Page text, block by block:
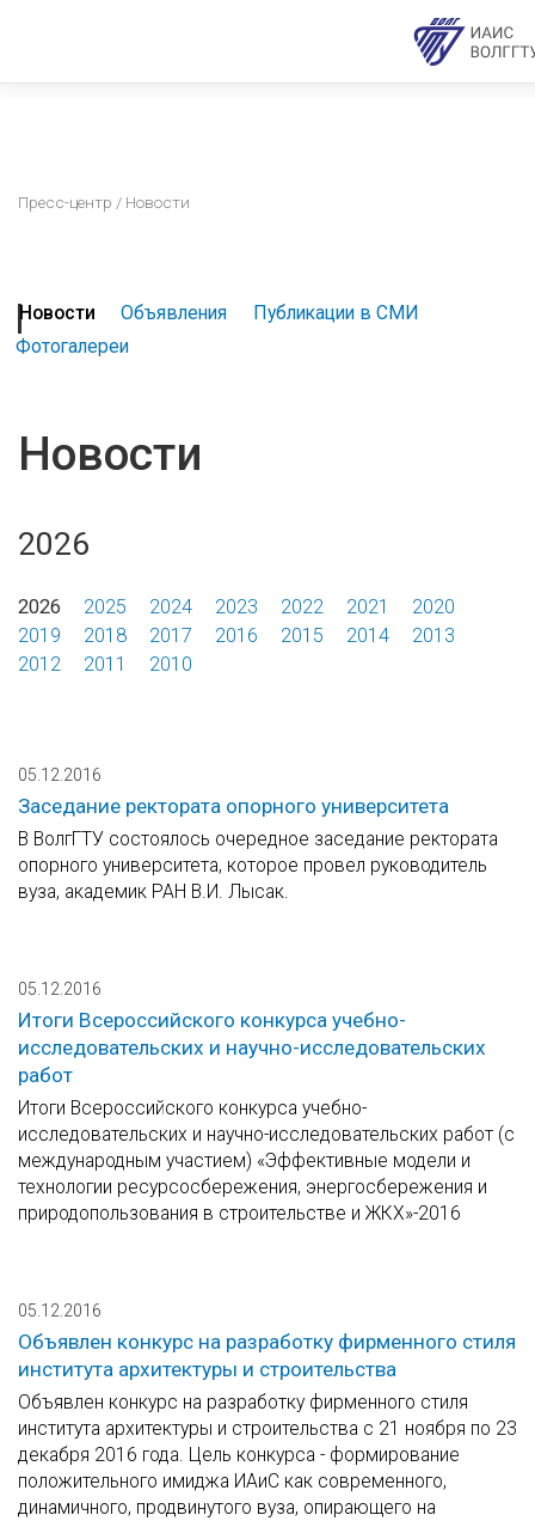
Пресс-центр / Новости
Новости Объявления
Публикации в СМИ
Фотогалереи
Новости
2026
2026 2025 2024 2023 2022 2021
2020
2019
2018 2017 2016 2015 2014
2013
2012
2011 2010
05.12.2016
Заседание ректората опорного университета
В ВолгГТУ состоялось очередное заседание ректората
опорного университета, которое провел руководитель
вуза, академик РАН В.И. Лысак.
05.12.2016
Итоги Всероссийского конкурса учебно-
исследовательских и научно-исследовательских
работ
Итоги Всероссийского конкурса учебно-
исследовательских и научно-исследовательских работ (с
международным участием) «Эффективные модели и
технологии ресурсосбережения, энергосбережения и
природопользования в строительстве и ЖКХ»-2016
05.12.2016
Объявлен конкурс на разработку фирменного стиля
института архитектуры и строительства
Объявлен конкурс на разработку фирменного стиля
института архитектуры и строительства с 21 ноября по 23
декабря 2016 года. Цель конкурса - формирование
положительного имиджа ИАиС как современного,
динамичного, продвинутого вуза, опирающего на